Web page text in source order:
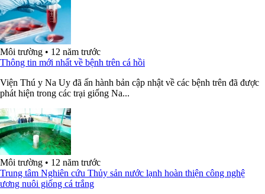
Môi trường • 12 năm trước
Thông tin mới nhất về bệnh trên cá hồi
Viện Thú y Na Uy đã ấn hành bản cập nhật về các bệnh trên đã được
phát hiện trong các trại giống Na...
Môi trường • 12 năm trước
Trung tâm Nghiên cứu Thủy sản nước lạnh hoàn thiện công nghệ
ương nuôi giống cá trắng